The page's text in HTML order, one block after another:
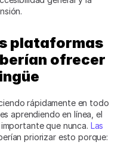
plataformas
ofrecer
rápidamente en todo
aprendiendo en línea, el
que nunca. Las
priorizar esto porque: